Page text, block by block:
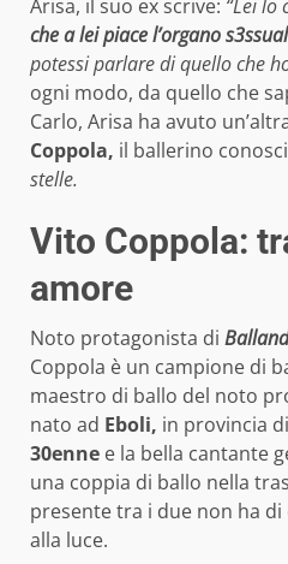
Arisa, il suo ex scrive: “Lei lo
che a lei piace l’organo
potessi parlare di quello che
ogni modo, da quello che
Carlo, Arisa ha avuto
Coppola, il ballerino
stelle.
Vito Coppola:
amore
Noto protagonista di
Coppola è un campione di
maestro di ballo del noto
nato ad Eboli, in provincia
30enne e la bella cantante
una coppia di ballo nella
presente tra i due non ha
alla luce.